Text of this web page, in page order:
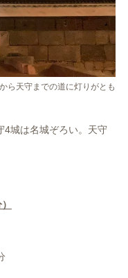
ら天守までの道に灯りがとも
4城は名城ぞろい。天守